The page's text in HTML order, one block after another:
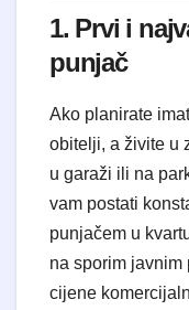
1. Prvi i
punjač
Ako planirate
obitelji, a živite u
u garaži ili na
vam postati
punjačem u
na sporim
cijene